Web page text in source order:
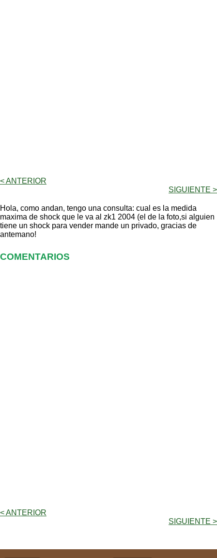
< ANTERIOR
SIGUIENTE >
Hola, como andan, tengo una consulta: cual es la medida
maxima de shock que le va al zk1 2004 (el de la foto,si alguien
tiene un shock para vender mande un privado, gracias de
antemano!
COMENTARIOS
< ANTERIOR
SIGUIENTE >